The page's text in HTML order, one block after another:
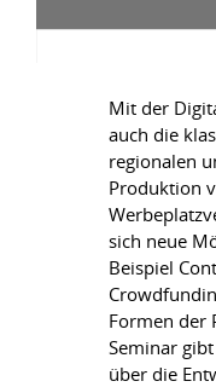
Mit der
auch die
regionalen
Produktion
sich neue
Beispiel
Formen der
Seminar
über die